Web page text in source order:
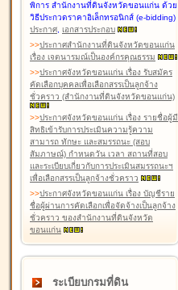
พิการ สำนักงานที่ดินจังหวัดขอนแก่น ด้วย
วิธีประกวดราคาอิเล็กทรอนิกส์ (e-bidding)
ประกาศ, เอกสารประกอบ
>>ประกาศสำนักงานที่ดินจังหวัดขอนแก่น
เรื่อง เจตนารมณ์เป็นองค์กรคุณธรรม
>>ประกาศจังหวัดขอนแก่น เรื่อง รับสมัคร
คัดเลือกบุคคลเพื่อเลือกสรรเป็นลูกจ้าง
ชั่วคราว (สำนักงานที่ดินจังหวัดขอนแก่น)
>>ประกาศจังหวัดขอนแก่น เรื่อง รายชื่อผู้มี
สิทธิเข้ารับการประเมินความรู้ความ
สามารถ ทักษะ และสมรรถนะ (สอบ
สัมภาษณ์) กำหนดวัน เวลา สถานที่สอบ
และระเบียบเกี่ยวกับการประเมินสมรรถนะฯ
เพื่อเลือกสรรเป็นลูกจ้างชั่วคราว
>>ประกาศจังหวัดขอนแก่น เรื่อง บัญชีราย
ชื่อผู้ผ่านการคัดเลือกเพื่อจัดจ้างเป็นลูกจ้าง
ชั่วคราว ของสำนักงานที่ดินจังหวัด
ขอนแก่น
ระเบียบกรมที่ดิน